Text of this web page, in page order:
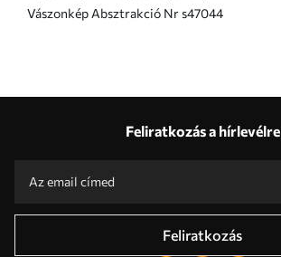
Vászonkép Absztrakció Nr s47044
Feliratkozás a hírlevélre
Feliratkozás